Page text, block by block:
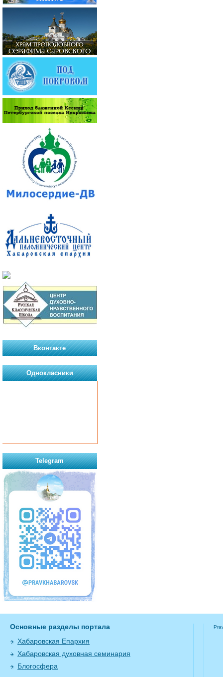
Вконтакте
Однокласники
Telegram
Основные разделы портала
Хабаровская Епархия
Хабаровская духовная семинария
Блогосфера